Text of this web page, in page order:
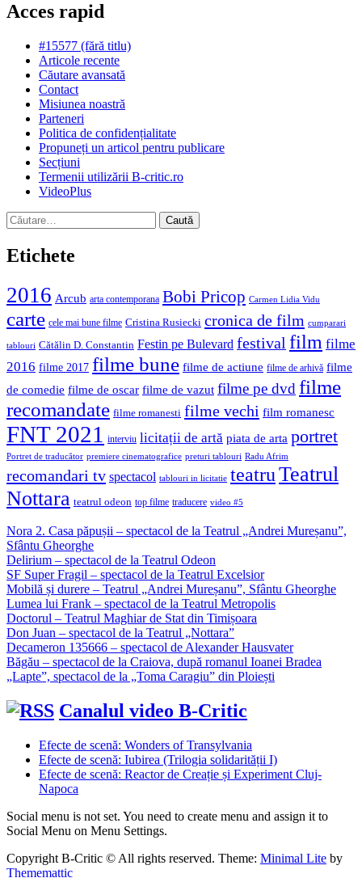
Acces rapid
#15577 (fără titlu)
Articole recente
Căutare avansată
Contact
Misiunea noastră
Parteneri
Politica de confidențialitate
Propuneți un articol pentru publicare
Secțiuni
Termenii utilizării B-critic.ro
VideoPlus
Caută
după:
Etichete
2016 Arcub arta contemporana Bobi Pricop Carmen Lidia Vidu
carte cele mai bune filme Cristina Rusiecki cronica de film cumparari
tablouri Cătălin D. Constantin Festin pe Bulevard festival film filme
2016 filme 2017 filme bune filme de actiune filme de arhivă filme
de comedie filme de oscar filme de vazut filme pe dvd filme
recomandate filme romanesti filme vechi film romanesc
FNT 2021 interviu licitații de artă piata de arta portret
Portret de traducător premiere cinematografice preturi tablouri Radu Afrim
recomandari tv spectacol tablouri in licitatie teatruTeatrul
Nottara teatrul odeon top filme traducere video #5
Nora 2. Casa păpușii – spectacol de la Teatrul „Andrei Mureșanu”,
Sfântu Gheorghe
Delirium – spectacol de la Teatrul Odeon
SF Super Fragil – spectacol de la Teatrul Excelsior
Mobilă și durere – Teatrul „Andrei Mureșanu”, Sfântu Gheorghe
Lumea lui Frank – spectacol de la Teatrul Metropolis
Doctorul – Teatrul Maghiar de Stat din Timișoara
Don Juan – spectacol de la Teatrul „Nottara”
Decameron 135666 – spectacol de Alexander Hausvater
Băgău – spectacol de la Craiova, după romanul Ioanei Bradea
„Lapte”, spectacol de la „Toma Caragiu” din Ploiești
Canalul video B-Critic
Efecte de scenă: Wonders of Transylvania
Efecte de scenă: Iubirea (Trilogia solidarității I)
Efecte de scenă: Reactor de Creație și Experiment Cluj-
Napoca
Social menu is not set. You need to create menu and assign it to
Social Menu on Menu Settings.
Copyright B-Critic © All rights reserved. Theme: Minimal Lite by
Thememattic